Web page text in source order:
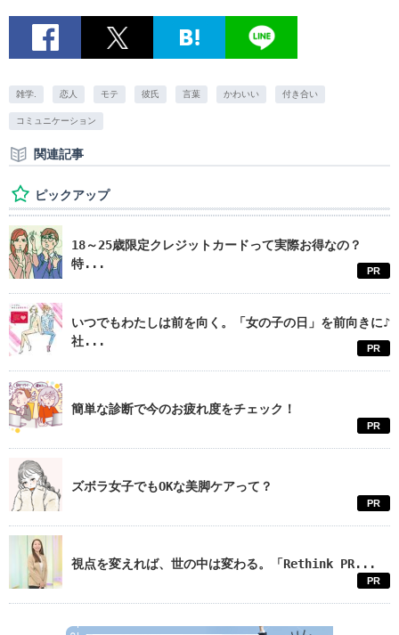
雑学. 恋人 モテ 彼氏 言葉 かわいい 付き合い
コミュニケーション
関連記事
ピックアップ
18～25歳限定クレジットカードって実際お得なの？
特...
PR
いつでもわたしは前を向く。「女の子の日」を前向きに♪
社...
PR
簡単な診断で今のお疲れ度をチェック！
PR
ズボラ女子でもOKな美脚ケアって？
PR
視点を変えれば、世の中は変わる。「Rethink PR...
PR